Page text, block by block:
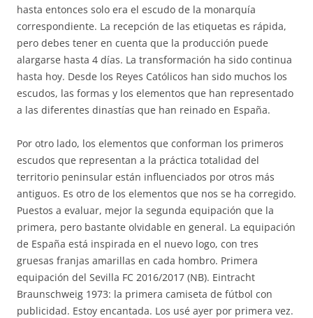
hasta entonces solo era el escudo de la monarquía
correspondiente. La recepción de las etiquetas es rápida,
pero debes tener en cuenta que la producción puede
alargarse hasta 4 días. La transformación ha sido continua
hasta hoy. Desde los Reyes Católicos han sido muchos los
escudos, las formas y los elementos que han representado
a las diferentes dinastías que han reinado en España.
Por otro lado, los elementos que conforman los primeros
escudos que representan a la práctica totalidad del
territorio peninsular están influenciados por otros más
antiguos. Es otro de los elementos que nos se ha corregido.
Puestos a evaluar, mejor la segunda equipación que la
primera, pero bastante olvidable en general. La equipación
de España está inspirada en el nuevo logo, con tres
gruesas franjas amarillas en cada hombro. Primera
equipación del Sevilla FC 2016/2017 (NB). Eintracht
Braunschweig 1973: la primera camiseta de fútbol con
publicidad. Estoy encantada. Los usé ayer por primera vez.